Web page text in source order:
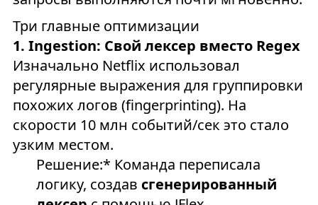
Три главные оптимизации
1. Ingestion: Свой лексер вместо Regex
Изначально Netflix использовал
регулярные выражения для группировки
похожих логов (fingerprinting). На
скорости 10 млн событий/сек это стало
узким местом.
Решение:* Команда переписала
логику, создав сгенерированный